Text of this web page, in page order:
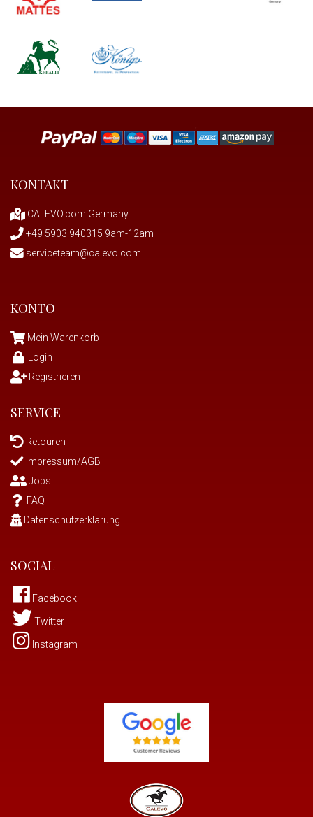
KONTAKT
CALEVO.com Germany
+49 5903 940315 9am-12am
serviceteam@calevo.com
KONTO
Mein Warenkorb
Login
Registrieren
SERVICE
Retouren
Impressum/AGB
Jobs
FAQ
Datenschutzerklärung
SOCIAL
Facebook
Twitter
Instagram